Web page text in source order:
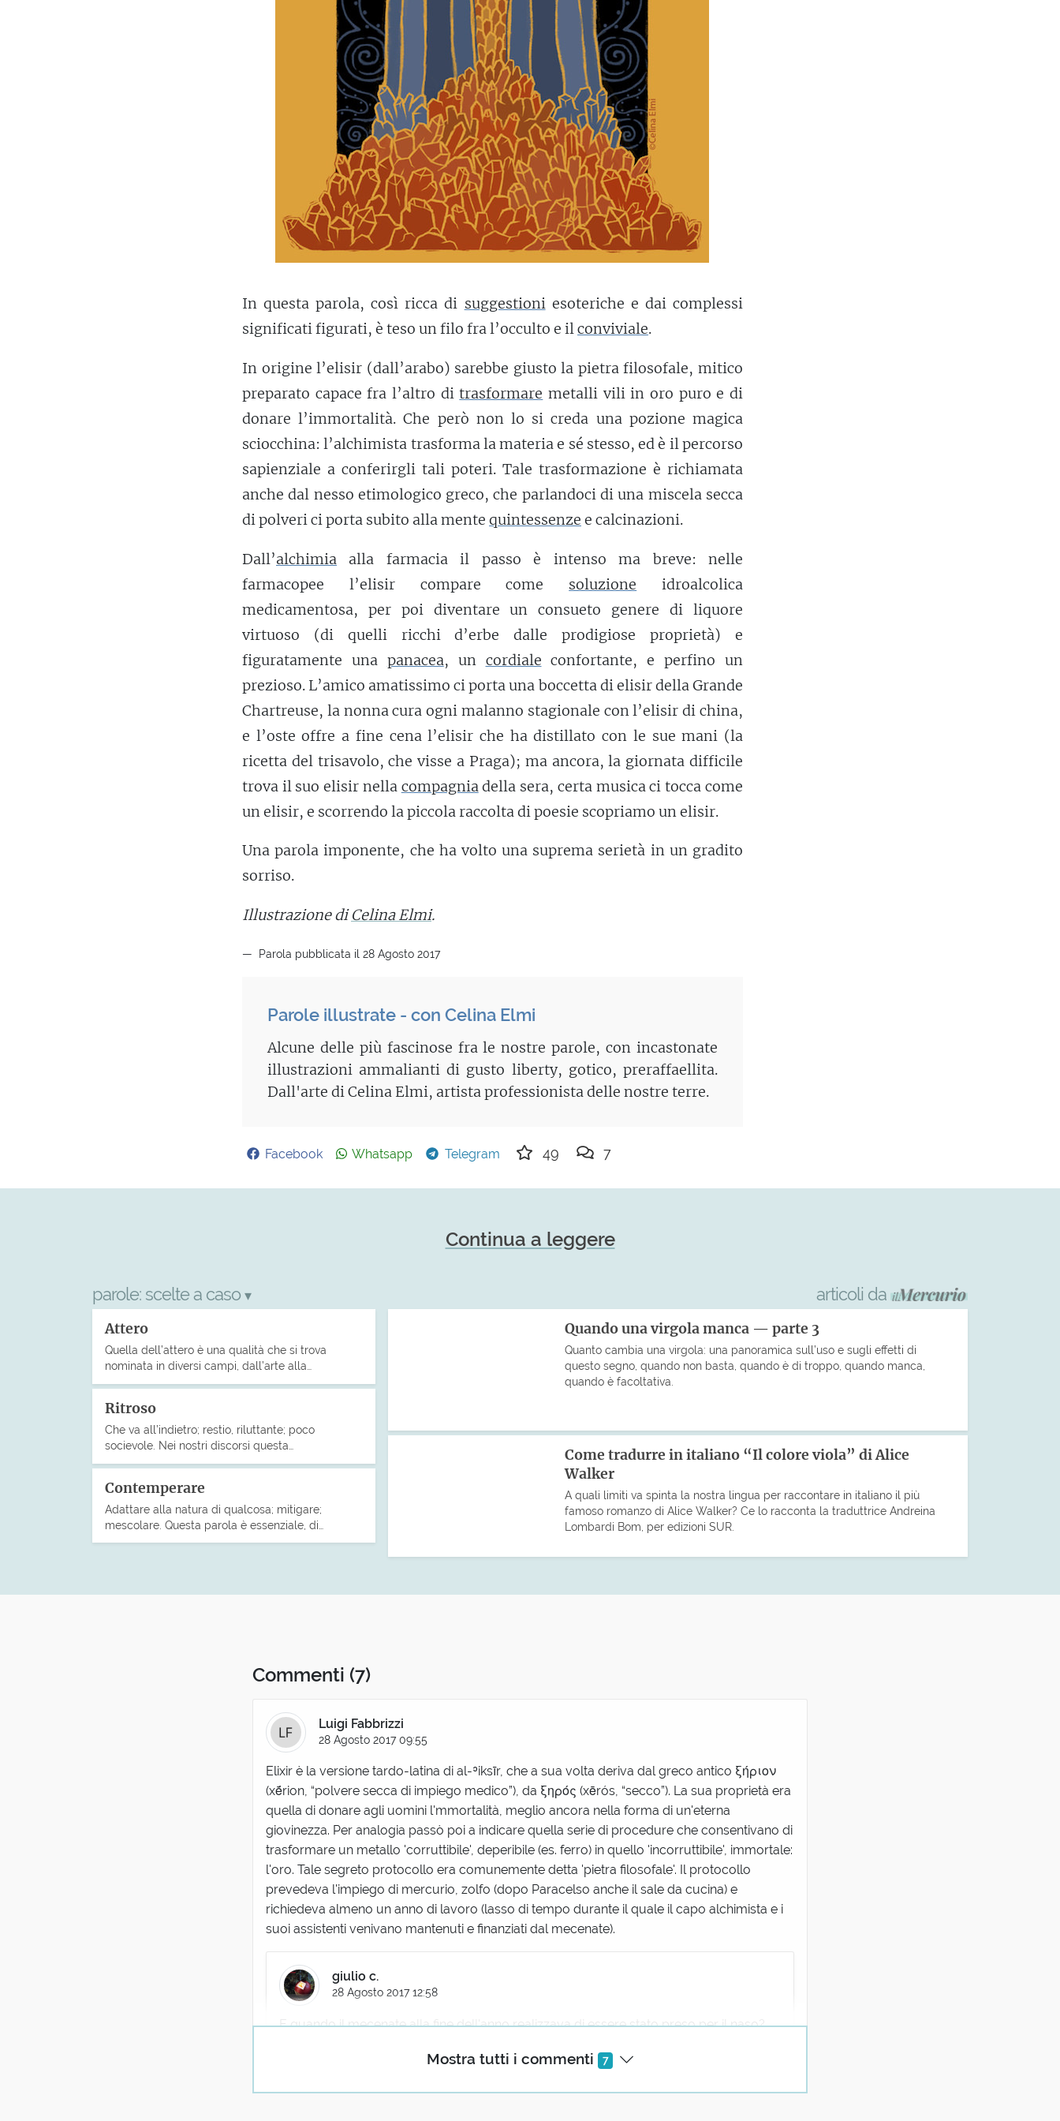
In questa parola, così ricca di suggestioniesoteriche e dai complessi
significati figurati, è teso un filo fra l’occulto e ilconviviale.
In origine l’elisir (dall’arabo) sarebbe giusto la pietra filosofale, mitico
preparato capace fra l’altro ditrasformare metalli vili in oro puro e di
donare l’immortalità. Che però non lo si creda una pozione magica
sciocchina: l’alchimista trasforma la materia e sé stesso, ed è il percorso
sapienziale a conferirgli tali poteri. Tale trasformazione è richiamata
anche dal nesso etimologico greco, che parlandoci di una miscela secca
di polveri ci porta subito alla mente quintessenze e calcinazioni.
Dall’alchimia alla farmacia il passo è intenso ma breve: nelle
farmacopee l’elisir compare come soluzione idroalcolica
medicamentosa, per poi diventare un consueto genere di liquore
virtuoso (di quelli ricchi d’erbe dalle prodigiose proprietà) e
figuratamente una panacea, un cordiale confortante, e perfino un
prezioso. L’amico amatissimo ci porta una boccetta di elisir della Grande
Chartreuse, la nonna cura ogni malanno stagionale con l’elisir di china,
e l’oste offre a fine cena l’elisir che ha distillato con le sue mani (la
ricetta del trisavolo, che visse a Praga); ma ancora, la giornata difficile
trova il suo elisir nella compagnia della sera, certa musica ci tocca come
un elisir, e scorrendo la piccola raccolta di poesie scopriamo un elisir.
Una parola imponente, che ha volto una suprema serietà in un gradito
sorriso.
Illustrazione diCelina Elmi.
Parola pubblicata il 28 Agosto 2017
Parole illustrate - con Celina Elmi
Alcune delle più fascinose fra le nostre parole, con incastonate
illustrazioni ammalianti di gusto liberty, gotico, preraffaellita.
Dall'arte di Celina Elmi, artista professionista delle nostre terre.
Facebook Whatsapp Telegram 49 7
Continua a leggere
parole: scelte a caso ▾
Attero
Quella dell’attero è una qualità che si trova
nominata in diversi campi, dall’arte alla…
Ritroso
Che va all’indietro; restio, riluttante; poco
socievole. Nei nostri discorsi questa…
Contemperare
Adattare alla natura di qualcosa; mitigare;
mescolare. Questa parola è essenziale, di…
articoli da
Quando una virgola manca — parte 3
Quanto cambia una virgola: una panoramica sull’uso e sugli effetti di
questo segno, quando non basta, quando è di troppo, quando manca,
quando è facoltativa.
Come tradurre in italiano “Il colore viola” di Alice
Walker
A quali limiti va spinta la nostra lingua per raccontare in italiano il più
famoso romanzo di Alice Walker? Ce lo racconta la traduttrice Andreina
Lombardi Bom, per edizioni SUR.
Commenti (7)
Mostra tutti i commenti 7
Luigi Fabbrizzi
28 Agosto 2017 09:55
Elixir è la versione tardo-latina di al-ʾiksīr, che a sua volta deriva dal greco antico ξήριον
(xḗrion, “polvere secca di impiego medico”), da ξηρός (xērós, “secco”). La sua proprietà era
quella di donare agli uomini l'mmortalità, meglio ancora nella forma di un'eterna
giovinezza. Per analogia passò poi a indicare quella serie di procedure che consentivano di
trasformare un metallo 'corruttibile', deperibile (es. ferro) in quello 'incorruttibile', immortale:
l'oro. Tale segreto protocollo era comunemente detta 'pietra filosofale'. Il protocollo
prevedeva l'impiego di mercurio, zolfo (dopo Paracelso anche il sale da cucina) e
richiedeva almeno un anno di lavoro (lasso di tempo durante il quale il capo alchimista e i
suoi assistenti venivano mantenuti e finanziati dal mecenate).
giulio c.
28 Agosto 2017 12:58
E quando il mecenate alla fine dell'anno realizzava di essere stato preso per il naso?